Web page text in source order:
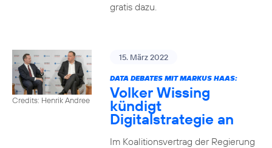
gratis dazu.
Credits: Henrik Andree
15. März 2022
DATA DEBATES MIT MARKUS HAAS:
Volker Wissing
kündigt
Digitalstrategie an
Im Koalitionsvertrag der Regierung